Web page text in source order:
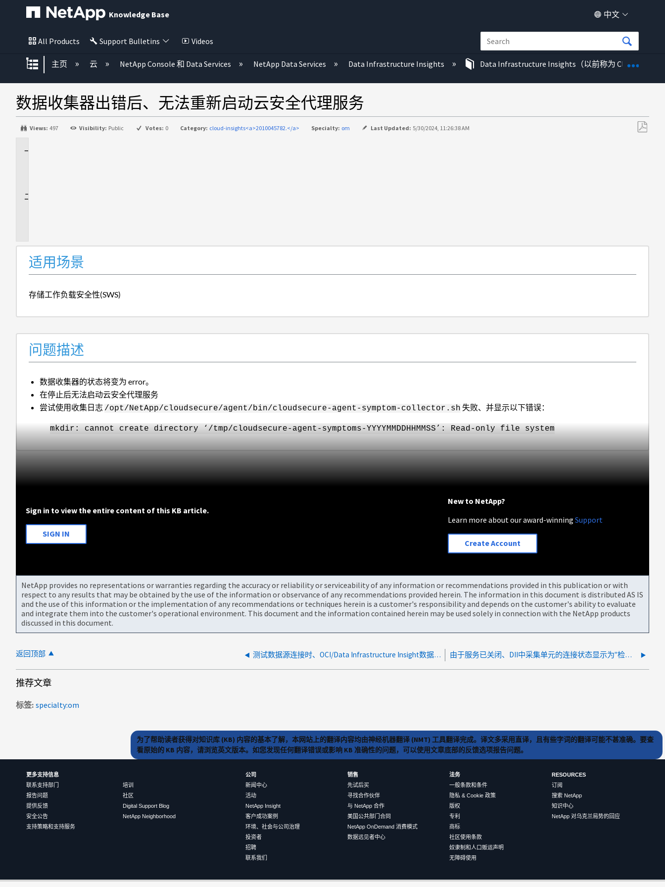
Knowledge Base 中文
All Products Support Bulletins Videos
扩展/隐缩全局层次
主页 云 NetApp Console 和 Data Services NetApp Data Services Data Infrastructure Insights Data Infrastructure Insights（以前称为 Cloud
数据收集器出错后、无法重新启动云安全代理服务
Views: 497 Visibility: Public Votes: 0 Category: cloud-insights<a>2010045782.</a> Specialty: om Last Updated: 5/30/2024, 11:26:38 AM
适用场景
存储工作负载安全性(SWS)
问题描述
数据收集器的状态将变为 error。
在停止后无法启动云安全代理服务
尝试使用收集日志 /opt/NetApp/cloudsecure/agent/bin/cloudsecure-agent-symptom-collector.sh 失败、并显示以下错误：
mkdir: cannot create directory ‘/tmp/cloudsecure-agent-symptoms-YYYYMMDDHHMMSS’: Read-only file system
Sign in to view the entire content of this KB article.
SIGN IN
New to NetApp?
Learn more about our award-winningSupport
Create Account
NetApp provides no representations or warranties regarding the accuracy or reliability or serviceability of any information or recommendations provided in this publication or with
respect to any results that may be obtained by the use of the information or observance of any recommendations provided herein. The information in this document is distributed AS IS
and the use of this information or the implementation of any recommendations or techniques herein is a customer's responsibility and depends on the customer's ability to evaluate
and integrate them into the customer's operational environment. This document and the information contained herein may be used solely in connection with the NetApp products
discussed in this document.
返回顶部 测试数据源连接时、OCI/Data Infrastructure Insight数据源测试超时 由于服务已关闭、DII中采集单元的连接状态显示为"检测信号失败"
推荐文章
标签 specialty:om
为了帮助读者获得对知识库 (KB) 内容的基本了解，本网站上的翻译内容均由神经机器翻译 (NMT) 工具翻译完成。译文多采用直译，且有些字词的翻译可能不甚准确。要查
看原始的 KB 内容，请浏览英文版本。如您发现任何翻译错误或影响 KB 准确性的问题，可以使用文章底部的反馈选项报告问题。
更多支持信息
联系支持部门
报告问题
提供反馈
安全公告
支持策略和支持服务
培训
社区
Digital Support Blog
NetApp Neighborhood
公司
新闻中心
活动
NetApp Insight
客户成功案例
环境、社会与公司治理
投资者
招聘
联系我们
销售
先试后买
寻找合作伙伴
与 NetApp 合作
美国公共部门合同
NetApp OnDemand 消费模式
数据远见者中心
法务
一般条款和条件
隐私 & Cookie 政策
版权
专利
商标
社区使用条款
奴隶制和人口贩运声明
无障碍使用
RESOURCES
订阅
搜索 NetApp
知识中心
NetApp 对乌克兰局势的回应